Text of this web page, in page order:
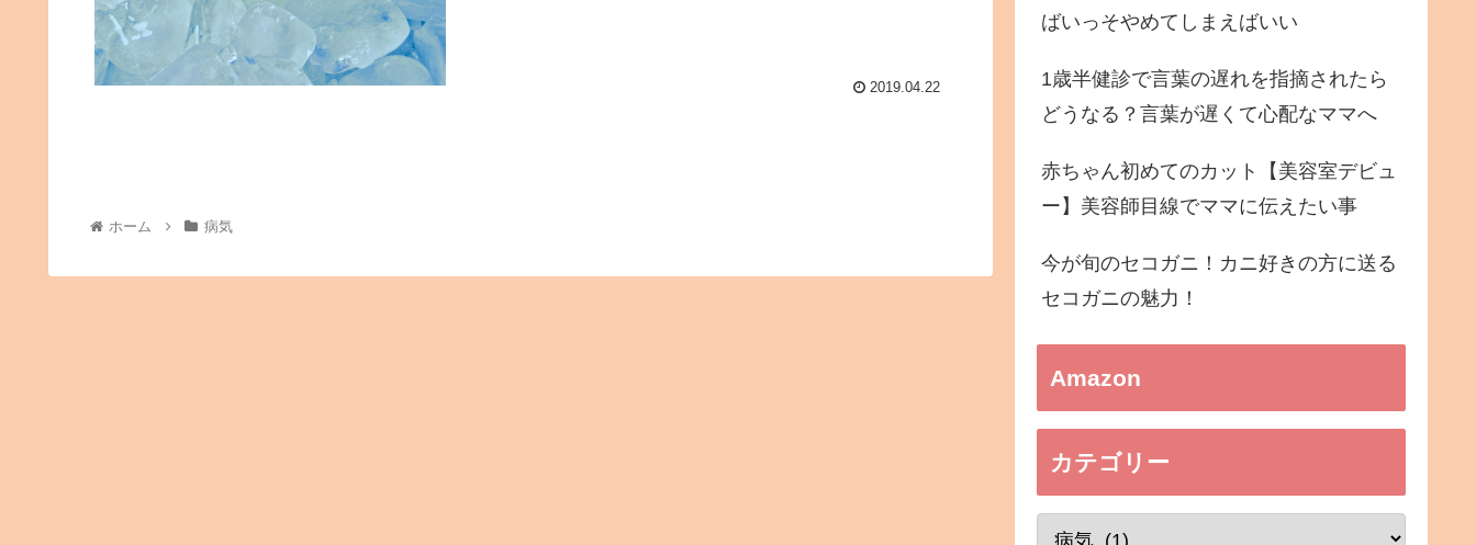
2019.04.22
ホーム 病気
ばいっそやめてしまえばいい
1歳半健診で言葉の遅れを指摘されたら
どうなる？言葉が遅くて心配なママへ
赤ちゃん初めてのカット【美容室デビュ
ー】美容師目線でママに伝えたい事
今が旬のセコガニ！カニ好きの方に送る
セコガニの魅力！
Amazon
カテゴリー